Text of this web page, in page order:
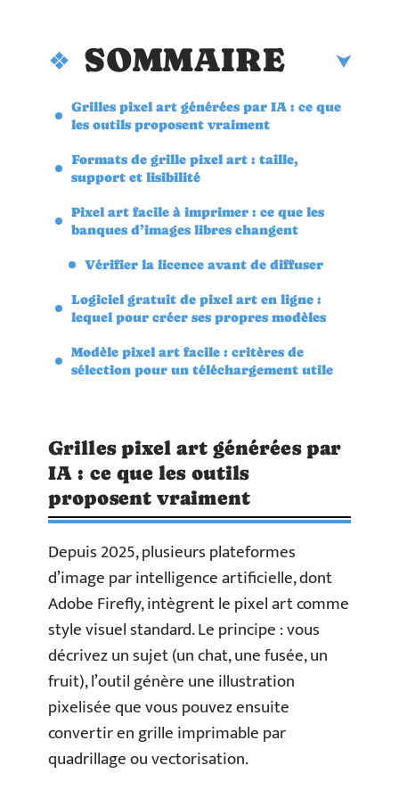
SOMMAIRE
Grilles pixel art générées par IA : ce que
les outils proposent vraiment
Formats de grille pixel art : taille,
support et lisibilité
Pixel art facile à imprimer : ce que les
banques d’images libres changent
Vérifier la licence avant de diffuser
Logiciel gratuit de pixel art en ligne :
lequel pour créer ses propres modèles
Modèle pixel art facile : critères de
sélection pour un téléchargement utile
Grilles pixel art générées par
IA : ce que les outils
proposent vraiment
Depuis 2025, plusieurs plateformes
d’image par intelligence artificielle, dont
Adobe Firefly, intègrent le pixel art comme
style visuel standard. Le principe : vous
décrivez un sujet (un chat, une fusée, un
fruit), l’outil génère une illustration
pixelisée que vous pouvez ensuite
convertir en grille imprimable par
quadrillage ou vectorisation.